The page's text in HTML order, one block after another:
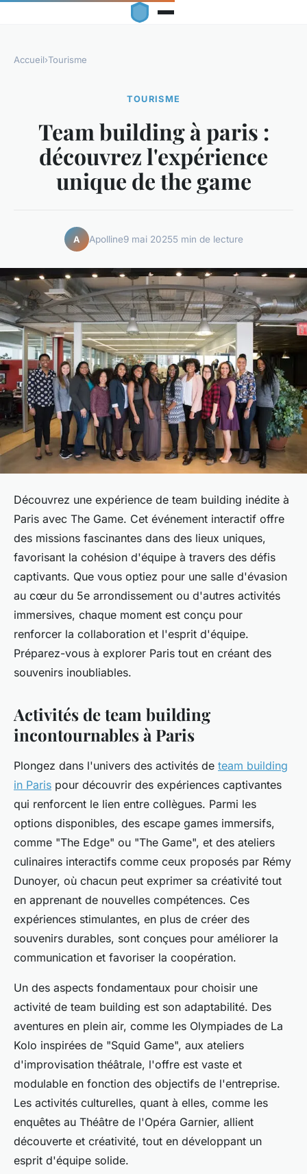
Accueil›Tourisme
TOURISME
Team building à paris :
découvrez l'expérience
unique de the game
A Apolline9 mai 20255 min de lecture
Découvrez une expérience de team building inédite à
Paris avec The Game. Cet événement interactif offre
des missions fascinantes dans des lieux uniques,
favorisant la cohésion d'équipe à travers des défis
captivants. Que vous optiez pour une salle d'évasion
au cœur du 5e arrondissement ou d'autres activités
immersives, chaque moment est conçu pour
renforcer la collaboration et l'esprit d'équipe.
Préparez-vous à explorer Paris tout en créant des
souvenirs inoubliables.
Activités de team building
incontournables à Paris
Plongez dans l'univers des activités de team building
in Paris pour découvrir des expériences captivantes
qui renforcent le lien entre collègues. Parmi les
options disponibles, des escape games immersifs,
comme "The Edge" ou "The Game", et des ateliers
culinaires interactifs comme ceux proposés par Rémy
Dunoyer, où chacun peut exprimer sa créativité tout
en apprenant de nouvelles compétences. Ces
expériences stimulantes, en plus de créer des
souvenirs durables, sont conçues pour améliorer la
communication et favoriser la coopération.
Un des aspects fondamentaux pour choisir une
activité de team building est son adaptabilité. Des
aventures en plein air, comme les Olympiades de La
Kolo inspirées de "Squid Game", aux ateliers
d'improvisation théâtrale, l'offre est vaste et
modulable en fonction des objectifs de l'entreprise.
Les activités culturelles, quant à elles, comme les
enquêtes au Théâtre de l'Opéra Garnier, allient
découverte et créativité, tout en développant un
esprit d'équipe solide.